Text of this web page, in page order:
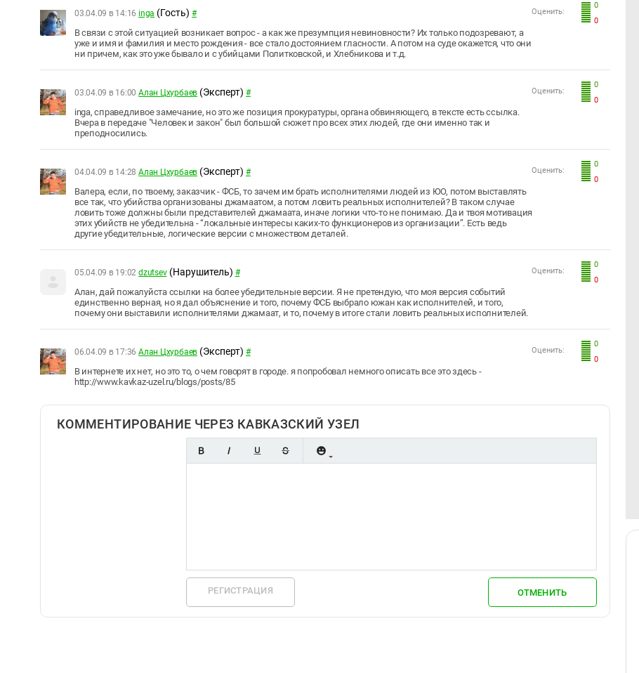
0
0
Оценить:
03.04.09 в 14:16 inga (Гость) #
В связи с этой ситуацией возникает вопрос - а как же презумпция невиновности? Их только подозревают, а
уже и имя и фамилия и место рождения - все стало достоянием гласности. А потом на суде окажется, что они
ни причем, как это уже бывало и с убийцами Политковской, и Хлебникова и т.д.
0
0
Оценить:
03.04.09 в 16:00 Алан Цхурбаев (Эксперт) #
inga, справедливое замечание, но это же позиция прокуратуры, органа обвиняющего, в тексте есть ссылка.
Вчера в передаче "Человек и закон" был большой сюжет про всех этих людей, где они именно так и
преподносились.
0
0
Оценить:
04.04.09 в 14:28 Алан Цхурбаев (Эксперт) #
Валера, если, по твоему, заказчик - ФСБ, то зачем им брать исполнителями людей из ЮО, потом выставлять
все так, что убийства организованы джамаатом, а потом ловить реальных исполнителей? В таком случае
ловить тоже должны были представителей джамаата, иначе логики что-то не понимаю. Да и твоя мотивация
этих убийств не убедительна - “локальные интересы каких-то функционеров из организации”. Есть ведь
другие убедительные, логические версии с множеством деталей.
0
0
Оценить:
05.04.09 в 19:02 dzutsev (Нарушитель) #
Алан, дай пожалуйста ссылки на более убедительные версии. Я не претендую, что моя версия событий
единственно верная, но я дал объяснение и того, почему ФСБ выбрало южан как исполнителей, и того,
почему они выставили исполнителями джамаат, и то, почему в итоге стали ловить реальных исполнителей.
0
0
Оценить:
06.04.09 в 17:36 Алан Цхурбаев (Эксперт) #
В интернете их нет, но это то, о чем говорят в городе. я попробовал немного описать все это здесь -
http://www.kavkaz-uzel.ru/blogs/posts/85
КОММЕНТИРОВАНИЕ ЧЕРЕЗ КАВКАЗСКИЙ УЗЕЛ
РЕГИСТРАЦИЯ ОТМЕНИТЬ